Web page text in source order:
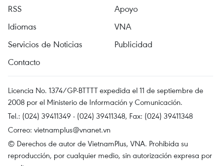
RSS
Apoyo
Idiomas
VNA
Servicios de Noticias
Publicidad
Contacto
Licencia No. 1374/GP-BTTTT expedida el 11 de septiembre de
2008 por el Ministerio de Información y Comunicación.
Tel.: (024) 39411349 - (024) 39411348, Fax: (024) 39411348
Correo: vietnamplus@vnanet.vn
© Derechos de autor de VietnamPlus, VNA. Prohibida su
reproducción, por cualquier medio, sin autorización expresa por